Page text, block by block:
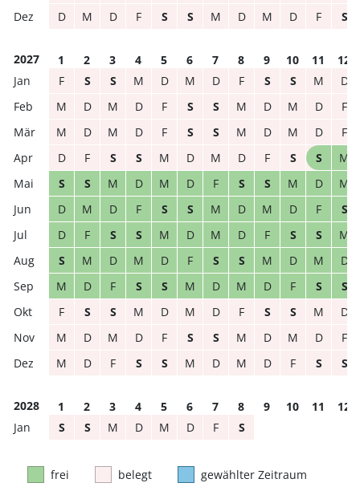
D
M D F S S M D M D F S
2027 1 2 3 4 5 6 7 8 9 10 11
12
F
S S M D M D F S S M
D
M
D M D F S S M D M D
F
M
D M D F S S M D M D
F
D
F S S M D M D F S S
M
S
S M D M D F S S M D
M
D
M D F S S M D M D F
S
D
F S S M D M D F S S
M
S
M D M D F S S M D M
D
M
D F S S M D M D F S
S
F
S S M D M D F S S M
D
M
D M D F S S M D M D
F
M
D F S S M D M D F S S
2028 1 2 3 4 5 6 7 8 9 10 11
12
S
S M D M D F S
frei belegt gewählter Zeitraum